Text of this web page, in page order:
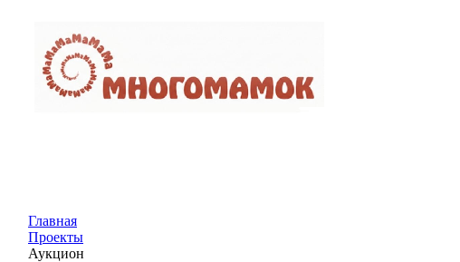
Главная
Проекты
Аукцион